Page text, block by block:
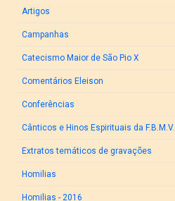
Artigos
Campanhas
Catecismo Maior de São Pio X
Comentários Eleison
Conferências
Cânticos e Hinos Espirituais da F.B.M.V.
Extratos temáticos de gravações
Homilias
Homilias - 2016